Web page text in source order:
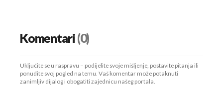
Komentari(0)
Uključite se u raspravu – podijelite svoje mišljenje, postavite pitanja ili
ponudite svoj pogled na temu. Vaš komentar može potaknuti
zanimljiv dijalog i obogatiti zajednicu našeg portala.